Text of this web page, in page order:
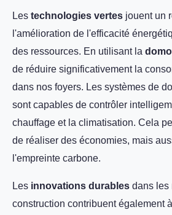
Les technologies vertes jouent un
l'amélioration de l'efficacité
des ressources. En utilisant la
de réduire significativement la
dans nos foyers. Les systèmes de
sont capables de contrôler
chauffage et la climatisation. Cela
de réaliser des économies, mais
l'empreinte carbone.
Les innovations durables dans les
construction contribuent également